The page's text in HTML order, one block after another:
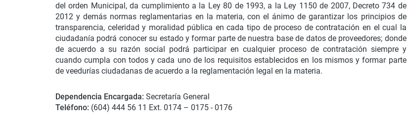
del orden Municipal, da cumplimiento a la Ley 80 de 1993, a la Ley 1150 de 2007, Decreto 734 de
2012 y demás normas reglamentarias en la materia, con el ánimo de garantizar los principios de
transparencia, celeridad y moralidad pública en cada tipo de proceso de contratación en el cual la
ciudadanía podrá conocer su estado y formar parte de nuestra base de datos de proveedores; donde
de acuerdo a su razón social podrá participar en cualquier proceso de contratación siempre y
cuando cumpla con todos y cada uno de los requisitos establecidos en los mismos y formar parte
de veedurías ciudadanas de acuerdo a la reglamentación legal en la materia.
Dependencia Encargada: Secretaría General
Teléfono: (604) 444 56 11 Ext. 0174 – 0175 - 0176